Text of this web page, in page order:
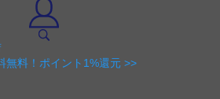
無料！ポイント1%還元 >>